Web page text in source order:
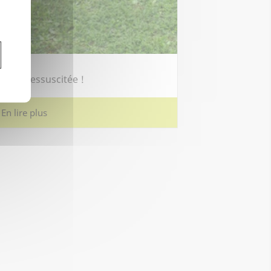
climat local. Vous allez diminuer votre
une bonne action pour l'environnement.
des pelouses naturelles aident à
améliorent sa structure.
ressuscitée !
En lire plus